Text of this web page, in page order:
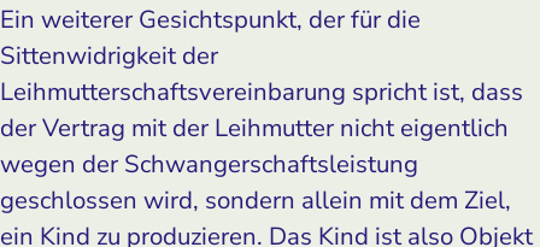
Ein weiterer Gesichtspunkt, der für die
Sittenwidrigkeit der
Leihmutterschaftsvereinbarung spricht ist, dass
der Vertrag mit der Leihmutter nicht eigentlich
wegen der Schwangerschaftsleistung
geschlossen wird, sondern allein mit dem Ziel,
ein Kind zu produzieren. Das Kind ist also Objekt